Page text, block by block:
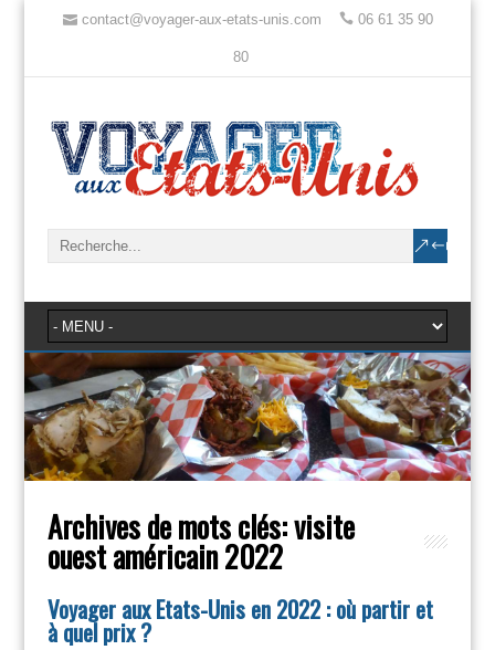
contact@voyager-aux-etats-unis.com 06 61 35 90
80
Archives de mots clés:visite
ouest américain 2022
Voyager aux Etats-Unis en 2022 : où partir et
à quel prix ?